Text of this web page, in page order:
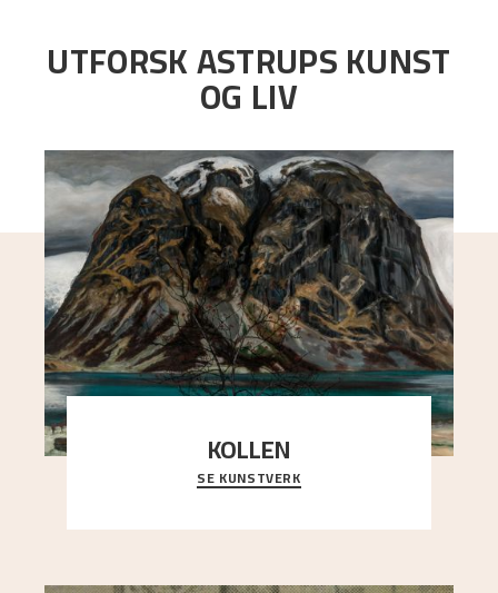
UTFORSK ASTRUPS KUNST
OG LIV
KOLLEN
Et ruvende fjell dominerer bildeflaten, og står i
sterk kontrast til det spinkle rognetreet ute
SE KUNSTVERK